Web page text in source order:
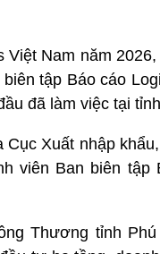
Nam năm
tập Báo cáo
đã làm việc tại
Xuất nhập
viên Ban biên tập
Thương tỉnh